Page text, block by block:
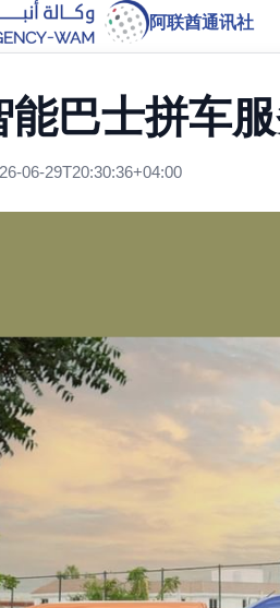
阿联酋通讯社
能巴士拼车
06-29T20:30:36+04:00